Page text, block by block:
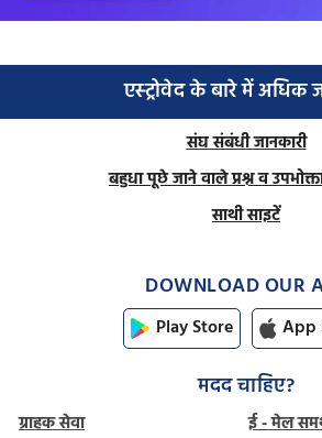
एस्ट्रोवेद के बारे में अधिक
संघ संबंधी जानकारी
बहुधा पूछे जाने वाले प्रश्न व
साथी साइटें
DOWNLOAD OUR
Play Store App
मदद चाहिए?
ग्राहक सेवा
ई - मेल